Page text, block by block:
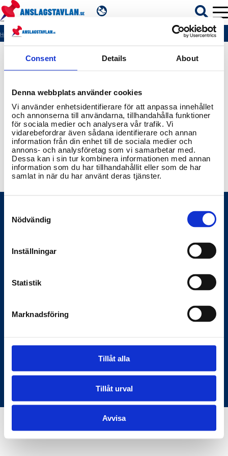
Consent Details About
Denna webbplats använder cookies
Vi använder enhetsidentifierare för att anpassa innehållet
och annonserna till användarna, tillhandahålla funktioner
för sociala medier och analysera vår trafik. Vi
vidarebefordrar även sådana identifierare och annan
information från din enhet till de sociala medier och
annons- och analysföretag som vi samarbetar med.
Dessa kan i sin tur kombinera informationen med annan
information som du har tillhandahållit eller som de har
samlat in när du har använt deras tjänster.
Selection
Nödvändig
Inställningar
Statistik
Marknadsföring
Tillåt alla
Tillåt urval
Avvisa
MYNDIGHETER
REGIONER
KOMMUNER
Hem 404
Anslagstavlan.se
myndigheter och samhället — den digitala
Om oss
© Copyright Anslagstavlan.se